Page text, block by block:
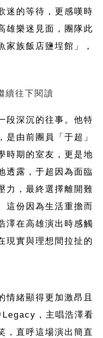
迷的等待，更感嘆時
雄樂迷見面，團隊此
家族飯店鹽埕館」，
續往下閱讀
段深沉的往事。他特
是由前團員「于超」
時期的室友，更是地
透露，于超因為面臨
力，最終選擇離開難
這份因為生活重擔而
澤在高雄演出時感觸
現實與理想間拉扯的
情緒顯得更加激昂且
，主唱浩澤看
，直呼這場演出簡直